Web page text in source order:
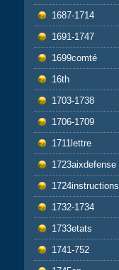
1687-1714
1691-1747
1699comté
16th
1703-1738
1706-1709
1711lettre
1723aixdefense
1724instructions
1732-1734
1733etats
1741-752